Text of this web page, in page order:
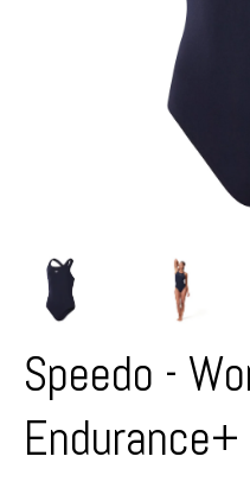
Speedo -